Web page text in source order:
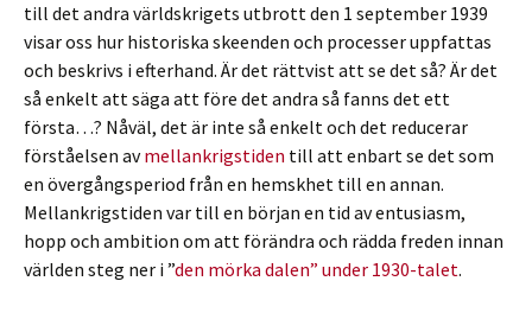
till det andra världskrigets utbrott den 1 september 1939
visar oss hur historiska skeenden och processer uppfattas
och beskrivs i efterhand. Är det rättvist att se det så? Är det
så enkelt att säga att före det andra så fanns det ett
första…? Nåväl, det är inte så enkelt och det reducerar
förståelsen avmellankrigstiden till att enbart se det som
en övergångsperiod från en hemskhet till en annan.
Mellankrigstiden var till en början en tid av entusiasm,
hopp och ambition om att förändra och rädda freden innan
världen steg ner i ”den mörka dalen” under 1930-talet.